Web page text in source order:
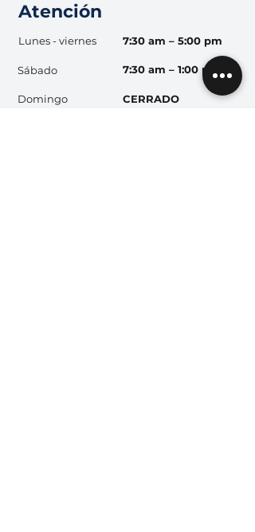
Atención
Lunes - viernes 7:30 am – 5:00 pm
Sábado 7:30 am – 1:00 pm
Domingo CERRADO